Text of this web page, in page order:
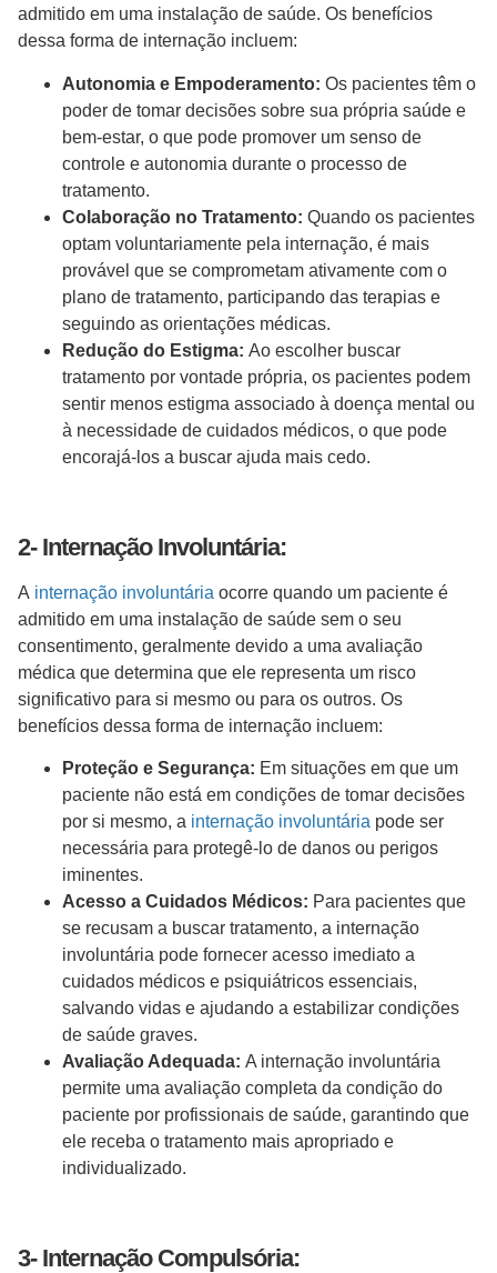
admitido em uma instalação de saúde. Os benefícios
dessa forma de internação incluem:
Autonomia e Empoderamento: Os pacientes têm o
poder de tomar decisões sobre sua própria saúde e
bem-estar, o que pode promover um senso de
controle e autonomia durante o processo de
tratamento.
Colaboração no Tratamento: Quando os pacientes
optam voluntariamente pela internação, é mais
provável que se comprometam ativamente com o
plano de tratamento, participando das terapias e
seguindo as orientações médicas.
Redução do Estigma: Ao escolher buscar
tratamento por vontade própria, os pacientes podem
sentir menos estigma associado à doença mental ou
à necessidade de cuidados médicos, o que pode
encorajá-los a buscar ajuda mais cedo.
2- Internação Involuntária:
A internação involuntária ocorre quando um paciente é
admitido em uma instalação de saúde sem o seu
consentimento, geralmente devido a uma avaliação
médica que determina que ele representa um risco
significativo para si mesmo ou para os outros. Os
benefícios dessa forma de internação incluem:
Proteção e Segurança: Em situações em que um
paciente não está em condições de tomar decisões
por si mesmo, a internação involuntária pode ser
necessária para protegê-lo de danos ou perigos
iminentes.
Acesso a Cuidados Médicos: Para pacientes que
se recusam a buscar tratamento, a internação
involuntária pode fornecer acesso imediato a
cuidados médicos e psiquiátricos essenciais,
salvando vidas e ajudando a estabilizar condições
de saúde graves.
Avaliação Adequada: A internação involuntária
permite uma avaliação completa da condição do
paciente por profissionais de saúde, garantindo que
ele receba o tratamento mais apropriado e
individualizado.
3- Internação Compulsória: